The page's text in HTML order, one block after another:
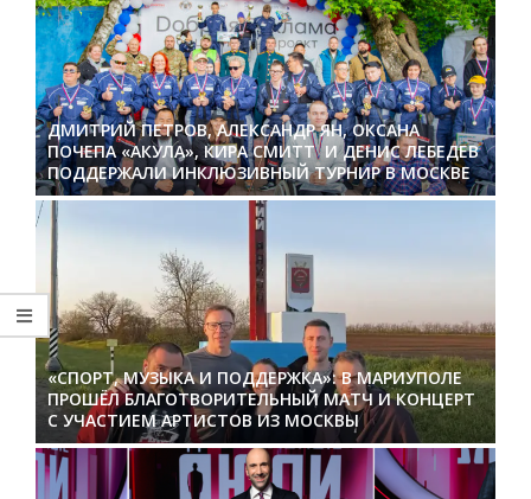
ДМИТРИЙ ПЕТРОВ, АЛЕКСАНДР ЯН, ОКСАНА
ПОЧЕПА «АКУЛА», КИРА СМИТТ И ДЕНИС ЛЕБЕДЕВ
ПОДДЕРЖАЛИ ИНКЛЮЗИВНЫЙ ТУРНИР В МОСКВЕ
«СПОРТ, МУЗЫКА И ПОДДЕРЖКА»: В МАРИУПОЛЕ
ПРОШЁЛ БЛАГОТВОРИТЕЛЬНЫЙ МАТЧ И КОНЦЕРТ
С УЧАСТИЕМ АРТИСТОВ ИЗ МОСКВЫ